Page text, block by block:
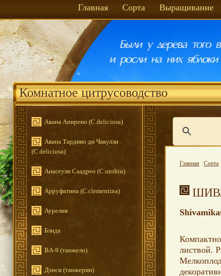
Главная Сорта Выращивание
Комнатное цитрусоводство
Авана Апирено (C.deliciosa)
Авана Тардиво ди Чакулли
(C.deliciosa)
Анасеули Саадрео (C.unshiu)
Арруфатина (C.clementina)
Аурелия
Блида
BA-9 (танжело)
Дэнси (танжерин)
Главная / Сорта
листвой.